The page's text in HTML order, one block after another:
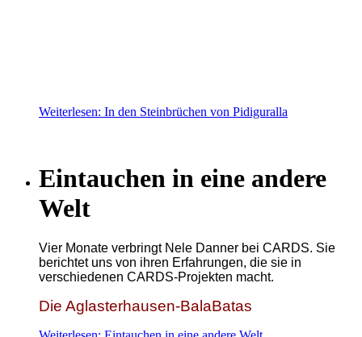
Weiterlesen: In den Steinbrüchen von Pidiguralla
Eintauchen in eine andere
Welt
Vier Monate verbringt Nele Danner bei CARDS. Sie
berichtet uns von ihren Erfahrungen, die sie in
verschiedenen CARDS-Projekten macht.
Die Aglasterhausen-BalaBatas